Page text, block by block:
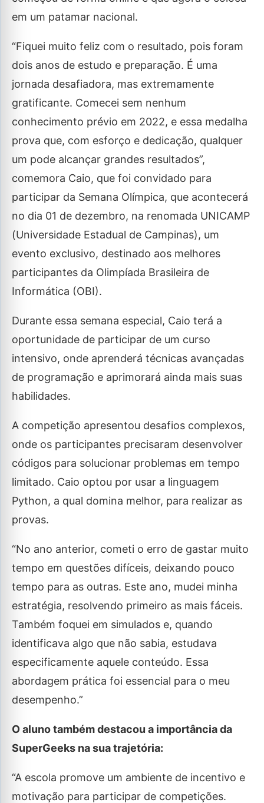
em um patamar nacional.
“Fiquei muito feliz com o resultado, pois foram
dois anos de estudo e preparação. É uma
jornada desafiadora, mas extremamente
gratificante. Comecei sem nenhum
conhecimento prévio em 2022, e essa medalha
prova que, com esforço e dedicação, qualquer
um pode alcançar grandes resultados”,
comemora Caio, que foi convidado para
participar da Semana Olímpica, que acontecerá
no dia 01 de dezembro, na renomada UNICAMP
(Universidade Estadual de Campinas), um
evento exclusivo, destinado aos melhores
participantes da Olimpíada Brasileira de
Informática (OBI).
Durante essa semana especial, Caio terá a
oportunidade de participar de um curso
intensivo, onde aprenderá técnicas avançadas
de programação e aprimorará ainda mais suas
habilidades.
A competição apresentou desafios complexos,
onde os participantes precisaram desenvolver
códigos para solucionar problemas em tempo
limitado. Caio optou por usar a linguagem
Python, a qual domina melhor, para realizar as
provas.
“No ano anterior, cometi o erro de gastar muito
tempo em questões difíceis, deixando pouco
tempo para as outras. Este ano, mudei minha
estratégia, resolvendo primeiro as mais fáceis.
Também foquei em simulados e, quando
identificava algo que não sabia, estudava
especificamente aquele conteúdo. Essa
abordagem prática foi essencial para o meu
desempenho.”
O aluno também destacou a importância da
SuperGeeks na sua trajetória:
“A escola promove um ambiente de incentivo e
motivação para participar de competições.